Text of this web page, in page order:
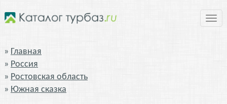
Главная
Россия
Ростовская область
Южная сказка